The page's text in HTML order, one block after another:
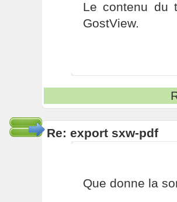
Le contenu du
GostView.
Re: export sxw-pdf
Que donne la